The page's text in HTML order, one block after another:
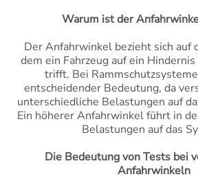
Warum ist der
Der Anfahrwinkel bezieht sich auf
dem ein Fahrzeug auf ein
trifft. Bei
entscheidender Bedeutung, da
unterschiedliche Belastungen auf
Ein höherer Anfahrwinkel führt in
Belastungen auf das
Die Bedeutung von Tests bei
Anfahrwinkeln